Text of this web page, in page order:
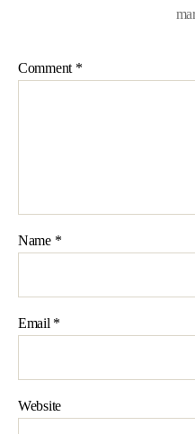
Comment *
Name *
Email *
Website